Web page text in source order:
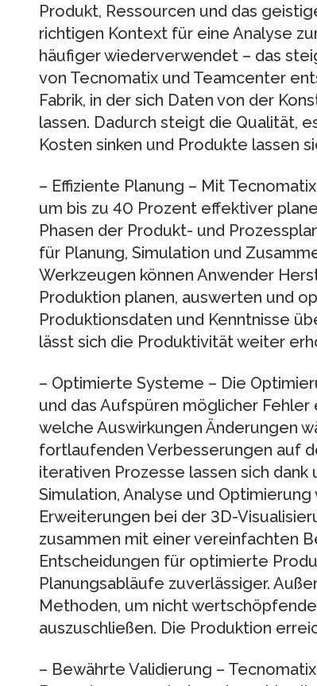
Produkt, Ressourcen und das
richtigen Kontext für eine Analyse
häufiger wiederverwendet – das
von Tecnomatix und Teamcenter
Fabrik, in der sich Daten von der
lassen. Dadurch steigt die Qualität,
Kosten sinken und Produkte lassen
– Effiziente Planung – Mit
um bis zu 40 Prozent effektiver
Phasen der Produkt- und
für Planung, Simulation und
Werkzeugen können Anwender
Produktion planen, auswerten und
Produktionsdaten und Kenntnisse
lässt sich die Produktivität weiter
– Optimierte Systeme – Die
und das Aufspüren möglicher
welche Auswirkungen Änderungen
fortlaufenden Verbesserungen auf
iterativen Prozesse lassen sich
Simulation, Analyse und
Erweiterungen bei der 3D-
zusammen mit einer vereinfachten
Entscheidungen für optimierte
Planungsabläufe zuverlässiger.
Methoden, um nicht
auszuschließen. Die Produktion
– Bewährte Validierung –